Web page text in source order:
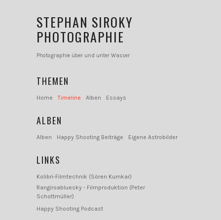
STEPHAN SIROKY
PHOTOGRAPHIE
Photographie über und unter Wasser
THEMEN
Home Timeline Alben Essays
ALBEN
Alben Happy Shooting Beiträge Eigene Astrobilder
LINKS
Kolibri-Filmtechnik (Sören Kumkar)
Rangiroabluesky - Filmproduktion (Peter
Schottmüller)
Happy Shooting Podcast